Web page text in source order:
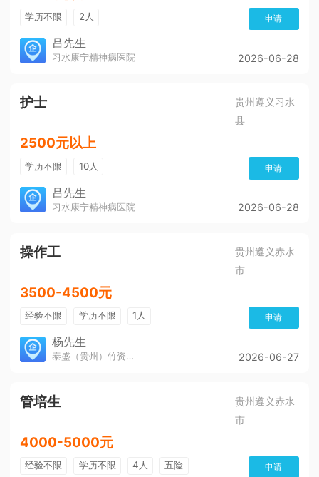
学历不限 2人 申请
吕先生
习水康宁精神病医院 2026-06-28
护士
贵州遵义习水
县
2500元以上
学历不限 10人 申请
吕先生
习水康宁精神病医院 2026-06-28
操作工
贵州遵义赤水
市
3500-4500元
经验不限 学历不限 1人 申请
杨先生
泰盛（贵州）竹资源发展有限公司 2026-06-27
管培生
贵州遵义赤水
市
4000-5000元
经验不限 学历不限 4人 五险 申请